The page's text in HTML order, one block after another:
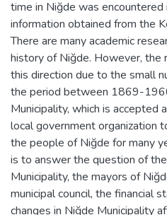
time in Niğde was
information obtained from the
There are many academic
history of Niğde. However, the
this direction due to the small
the period between 1869-
Municipality, which is accepted
local government organization
the people of Niğde for many
is to answer the question of
Municipality, the mayors of
municipal council, the financial
changes in Niğde Municipality